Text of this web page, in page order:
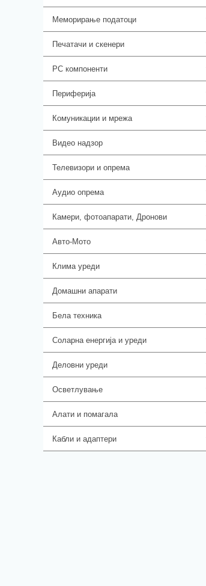
Меморирање податоци
Печатачи и скенери
PC компоненти
Периферија
Комуникации и мрежа
Видео надзор
Телевизори и опрема
Аудио опрема
Камери, фотоапарати, Дронови
Авто-Мото
Клима уреди
Домашни апарати
Бела техника
Соларна енергија и уреди
Деловни уреди
Осветлување
Алати и помагала
Кабли и адаптери